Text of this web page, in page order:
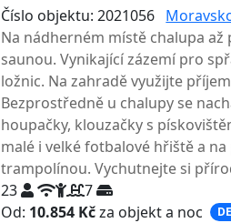
Číslo objektu: 2021056
Na nádherném místě chalupa
saunou. Vynikající zázemí pro
ložnic. Na zahradě využijte
Bezprostředně u chalupy se
houpačky, klouzačky s
malé i velké fotbalové hřiště a
trampolínou. Vychutnejte si
23
7
Od: 10.854 Kčza objekt a noc